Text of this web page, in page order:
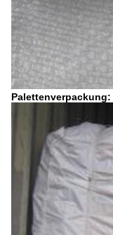
Palettenverpackung: